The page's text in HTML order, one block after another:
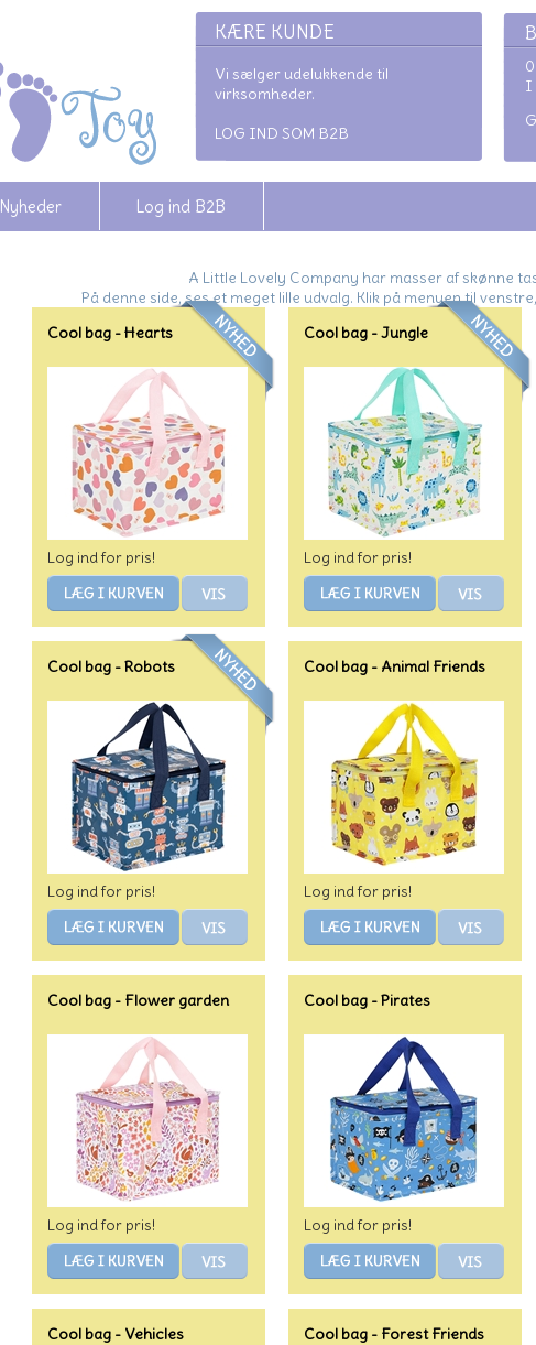
KÆRE KUNDE
Vi sælger udelukkende til
virksomheder.
LOG IND SOM B2B
I
Nyheder Log ind B2B
A Little Lovely Company har masser af skønne
På denne side, ses et meget lille udvalg. Klik på menuen til
Cool bag - Hearts
Log ind for pris!
Cool bag - Jungle
Log ind for pris!
Cool bag - Robots
Log ind for pris!
Cool bag - Animal Friends
Log ind for pris!
Cool bag - Flower garden
Log ind for pris!
Cool bag - Pirates
Log ind for pris!
Cool bag - Vehicles Cool bag - Forest Friends